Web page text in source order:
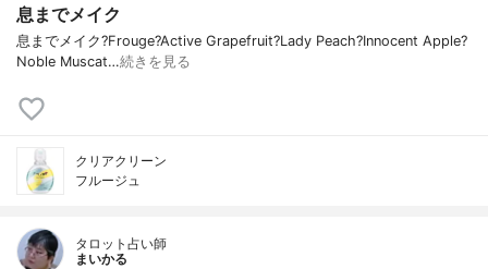
息までメイク
息までメイク?⁡⁡Frouge⁡⁡?Active Grapefruit⁡⁡?Lady Peach⁡⁡?Innocent Apple⁡⁡?
Noble Muscat…続きを見る
クリアクリーン
フルージュ
タロット占い師
まいかる